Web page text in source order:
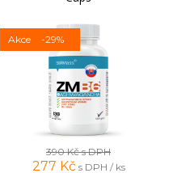
Akce -29%
390 Kčs DPH
277 Kč s DPH / ks